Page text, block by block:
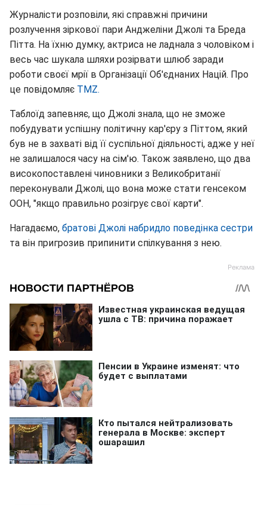
Журналісти розповіли, які справжні причини
розлучення зіркової пари Анджеліни Джолі та Бреда
Пітта. На їхню думку, актриса не ладнала з чоловіком і
весь час шукала шляхи розірвати шлюб заради
роботи своєї мрії в Організації Об'єднаних Націй. Про
це повідомляє TMZ.
Таблоїд запевняє, що Джолі знала, що не зможе
побудувати успішну політичну кар'єру з Піттом, який
був не в захваті від її суспільної діяльності, адже у неї
не залишалося часу на сім'ю. Також заявлено, що два
високопоставлені чиновники з Великобританії
переконували Джолі, що вона може стати генсеком
ООН, "якщо правильно розігрує свої карти".
Нагадаємо, братові Джолі набридло поведінка сестри
та він пригрозив припинити спілкування з нею.